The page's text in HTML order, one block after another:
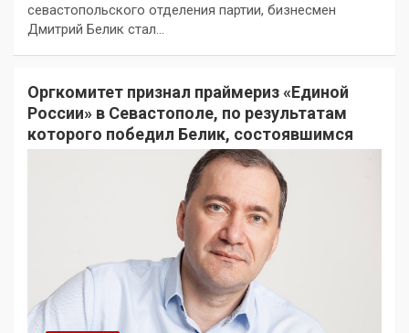
севастопольского отделения партии, бизнесмен
Дмитрий Белик стал…
Оргкомитет признал праймериз «Единой
России» в Севастополе, по результатам
которого победил Белик, состоявшимся